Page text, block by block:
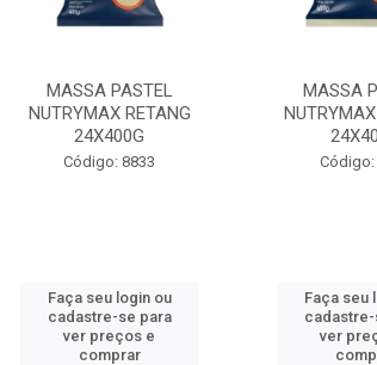
MASSA PASTEL
NUTRYMAX RETANG
24X400G
Código: 8833
Faça seu login ou
cadastre-se para
ver preços e
comprar
MASSA
Código:
Faça seu
ver